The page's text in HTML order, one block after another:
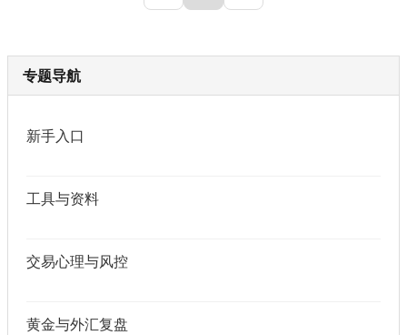
专题导航
新手入口
工具与资料
交易心理与风控
黄金与外汇复盘